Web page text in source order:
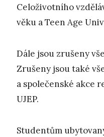
Celoživotního
věku a Teen Age
Dále jsou zrušeny
Zrušeny jsou také
a společenské akce
UJEP.
Studentům